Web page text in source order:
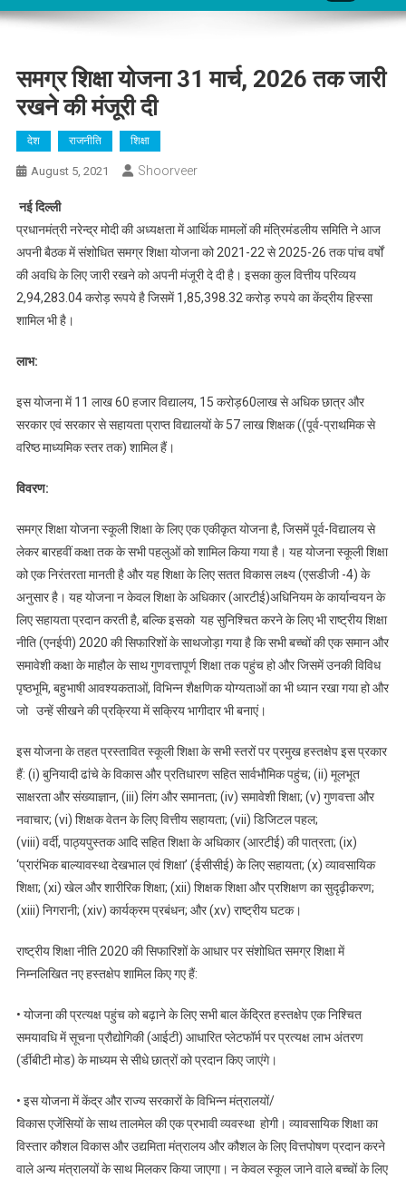
समग्र शिक्षा योजना 31 मार्च, 2026 तक जारी
रखने की मंजूरी दी
देश राजनीति शिक्षा
August 5, 2021 Shoorveer
नई दिल्ली
प्रधानमंत्री नरेन्‍द्र मोदी की अध्‍यक्षता में आर्थिक मामलों की मंत्रिमंडलीय समिति ने आज
अपनी बैठक में संशोधित समग्र शिक्षा योजना को 2021-22 से 2025-26 तक पांच वर्षों
की अवधि के लिए जारी रखने को अपनी मंजूरी दे दी है। इसका कुल वित्तीय परिव्यय
2,94,283.04 करोड़ रूपये है जिसमें 1,85,398.32 करोड़ रुपये का केंद्रीय हिस्सा
शामिल भी है।
लाभ:
इस योजना में 11 लाख 60 हजार विद्यालय, 15 करोड़60लाख से अधिक छात्र और
सरकार एवं सरकार से सहायता प्राप्त विद्यालयों के 57 लाख शिक्षक ((पूर्व-प्राथमिक से
वरिष्ठ माध्यमिक स्तर तक) शामिल हैं।
विवरण:
समग्र शिक्षा योजना स्कूली शिक्षा के लिए एक एकीकृत योजना है, जिसमें पूर्व-विद्यालय से
लेकर बारहवीं कक्षा तक के सभी पहलुओं को शामिल किया गया है। यह योजना स्कूली शिक्षा
को एक निरंतरता मानती है और यह शिक्षा के लिए सतत विकास लक्ष्य (एसडीजी -4) के
अनुसार है। यह योजना न केवल शिक्षा के अधिकार (आरटीई)अधिनियम के कार्यान्वयन के
लिए सहायता प्रदान करती है, बल्कि इसको यह सुनिश्चित करने के लिए भी राष्ट्रीय शिक्षा
नीति (एनईपी) 2020 की सिफारिशों के साथजोड़ा गया है कि सभी बच्चों की एक समान और
समावेशी कक्षा के माहौल के साथ गुणवत्तापूर्ण शिक्षा तक पहुंच हो और जिसमें उनकी विविध
पृष्ठभूमि, बहुभाषी आवश्यकताओं, विभिन्न शैक्षणिक योग्यताओं का भी ध्यान रखा गया हो और
जो उन्हें सीखने की प्रक्रिया में सक्रिय भागीदार भी बनाएं।
इस योजना के तहत प्रस्तावित स्कूली शिक्षा के सभी स्तरों पर प्रमुख हस्तक्षेप इस प्रकार
हैं: (i) बुनियादी ढांचे के विकास और प्रतिधारण सहित सार्वभौमिक पहुंच; (ii) मूलभूत
साक्षरता और संख्याज्ञान, (iii) लिंग और समानता; (iv) समावेशी शिक्षा; (v) गुणवत्ता और
नवाचार; (vi) शिक्षक वेतन के लिए वित्तीय सहायता; (vii) डिजिटल पहल;
(viii) वर्दी, पाठ्यपुस्तक आदि सहित शिक्षा के अधिकार (आरटीई) की पात्रता; (ix)
‘प्रारंभिक बाल्यावस्था देखभाल एवं शिक्षा’ (ईसीसीई) के लिए सहायता; (x) व्यावसायिक
शिक्षा; (xi) खेल और शारीरिक शिक्षा; (xii) शिक्षक शिक्षा और प्रशिक्षण का सुदृढ़ीकरण;
(xiii) निगरानी; (xiv) कार्यक्रम प्रबंधन; और (xv) राष्ट्रीय घटक।
राष्ट्रीय शिक्षा नीति 2020 की सिफारिशों के आधार पर संशोधित समग्र शिक्षा में
निम्नलिखित नए हस्तक्षेप शामिल किए गए हैं:
• योजना की प्रत्यक्ष पहुंच को बढ़ाने के लिए सभी बाल केंद्रित हस्तक्षेप एक निश्चित
समयावधि में सूचना प्रौद्योगिकी (आईटी) आधारित प्लेटफॉर्म पर प्रत्यक्ष लाभ अंतरण
(र्डीबीटी मोड) के माध्यम से सीधे छात्रों को प्रदान किए जाएंगे।
• इस योजना में केंद्र और राज्य सरकारों के विभिन्न मंत्रालयों/
विकास एजेंसियों के साथ तालमेल की एक प्रभावी व्यवस्था होगी। व्यावसायिक शिक्षा का
विस्तार कौशल विकास और उद्यमिता मंत्रालय और कौशल के लिए वित्तपोषण प्रदान करने
वाले अन्य मंत्रालयों के साथ मिलकर किया जाएगा। न केवल स्कूल जाने वाले बच्चों के लिए